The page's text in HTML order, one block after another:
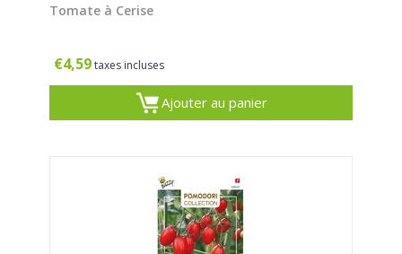
Tomate à Cerise
€4,59taxes incluses
Ajouter au panier